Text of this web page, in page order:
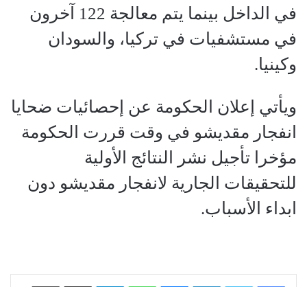
في الداخل بينما يتم معالجة 122 آخرون
في مستشفيات في تركيا، والسودان
وكينيا.
ويأتي إعلان الحكومة عن إحصائيات ضحايا
انفجار مقديشو في وقت قررت الحكومة
مؤخرا تأجيل نشر النتائج الأولية
للتحقيقات الجارية لانفجار مقديشو دون
ابداء الأسباب.